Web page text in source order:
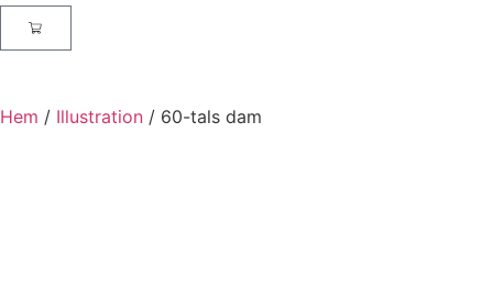
Hem / Illustration / 60-tals dam